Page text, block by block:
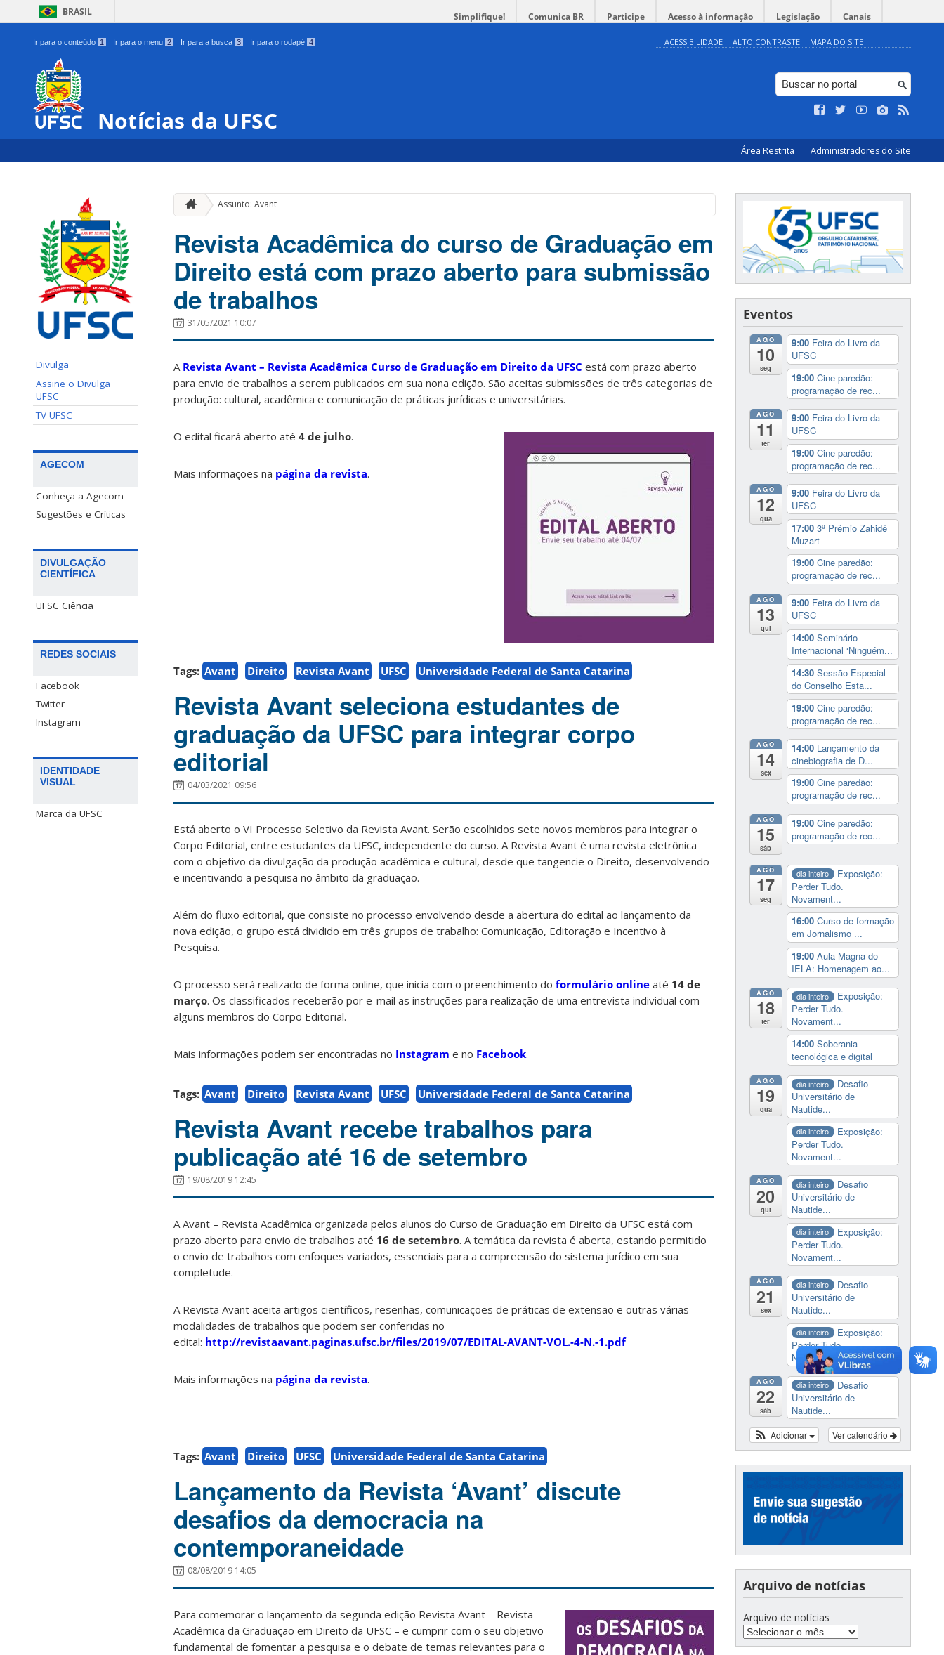
BRASIL Simplifique! Comunica BR Participe Acesso à informação Legislação Canais
Ir para o conteúdo 1 Ir para o menu 2 Ir para a busca 3 Ir para o rodapé 4 ACESSIBILIDADE ALTO CONTRASTE MAPA DO SITE
Notícias da UFSC
Área Restrita Administradores do Site
Divulga
Assine o Divulga
UFSC
TV UFSC
AGECOM
Conheça a Agecom
Sugestões e Críticas
DIVULGAÇÃO
CIENTÍFICA
UFSC Ciência
REDES SOCIAIS
Facebook
Twitter
Instagram
IDENTIDADE
VISUAL
Marca da UFSC
Assunto: Avant
Revista Acadêmica do curso de Graduação em
Direito está com prazo aberto para submissão
de trabalhos
31/05/2021 10:07
A Revista Avant – Revista Acadêmica Curso de Graduação em Direito da UFSC está com prazo aberto
para envio de trabalhos a serem publicados em sua nona edição. São aceitas submissões de três categorias de
produção: cultural, acadêmica e comunicação de práticas jurídicas e universitárias.
O edital ficará aberto até 4 de julho.
Mais informações na página da revista.
Tags: Avant Direito Revista Avant UFSC Universidade Federal de Santa Catarina
Revista Avant seleciona estudantes de
graduação da UFSC para integrar corpo
editorial
04/03/2021 09:56
Está aberto o VI Processo Seletivo da Revista Avant. Serão escolhidos sete novos membros para integrar o
Corpo Editorial, entre estudantes da UFSC, independente do curso. A Revista Avant é uma revista eletrônica
com o objetivo da divulgação da produção acadêmica e cultural, desde que tangencie o Direito, desenvolvendo
e incentivando a pesquisa no âmbito da graduação.
Além do fluxo editorial, que consiste no processo envolvendo desde a abertura do edital ao lançamento da
nova edição, o grupo está dividido em três grupos de trabalho: Comunicação, Editoração e Incentivo à
Pesquisa.
O processo será realizado de forma online, que inicia com o preenchimento do formulário online até 14 de
março. Os classificados receberão por e-mail as instruções para realização de uma entrevista individual com
alguns membros do Corpo Editorial.
Mais informações podem ser encontradas no Instagram e no Facebook.
Tags: Avant Direito Revista Avant UFSC Universidade Federal de Santa Catarina
Revista Avant recebe trabalhos para
publicação até 16 de setembro
19/08/2019 12:45
A Avant – Revista Acadêmica organizada pelos alunos do Curso de Graduação em Direito da UFSC está com
prazo aberto para envio de trabalhos até 16 de setembro. A temática da revista é aberta, estando permitido
o envio de trabalhos com enfoques variados, essenciais para a compreensão do sistema jurídico em sua
completude.
A Revista Avant aceita artigos científicos, resenhas, comunicações de práticas de extensão e outras várias
modalidades de trabalhos que podem ser conferidas no
edital: http://revistaavant.paginas.ufsc.br/files/2019/07/EDITAL-AVANT-VOL.-4-N.-1.pdf
Mais informações na página da revista.
Tags: Avant Direito UFSC Universidade Federal de Santa Catarina
Lançamento da Revista ‘Avant’ discute
desafios da democracia na
contemporaneidade
08/08/2019 14:05
Para comemorar o lançamento da segunda edição Revista Avant – Revista
Acadêmica da Graduação em Direito da UFSC – e cumprir com o seu objetivo
fundamental de fomentar a pesquisa e o debate de temas relevantes para o
Eventos
AGO
10
seg
9:00 Feira do Livro da
UFSC
19:00 Cine paredão:
programação de rec...
AGO
11
ter
9:00 Feira do Livro da
UFSC
19:00 Cine paredão:
programação de rec...
AGO
12
qua
9:00 Feira do Livro da
UFSC
17:00 3º Prêmio Zahidé
Muzart
19:00 Cine paredão:
programação de rec...
AGO
13
qui
9:00 Feira do Livro da
UFSC
14:00 Seminário
Internacional ‘Ninguém...
14:30 Sessão Especial
do Conselho Esta...
19:00 Cine paredão:
programação de rec...
AGO
14
sex
14:00 Lançamento da
cinebiografia de D...
19:00 Cine paredão:
programação de rec...
AGO
15
sáb
19:00 Cine paredão:
programação de rec...
AGO
17
seg
dia inteiro
Exposição:
Perder Tudo.
Novament...
16:00 Curso de formação
em Jornalismo ...
19:00 Aula Magna do
IELA: Homenagem ao...
AGO
18
ter
dia inteiro
Exposição:
Perder Tudo.
Novament...
14:00 Soberania
tecnológica e digital
AGO
19
qua
dia inteiro
Desafio
Universitário de
Nautide...
dia inteiro
Exposição:
Perder Tudo.
Novament...
AGO
20
qui
dia inteiro
Desafio
Universitário de
Nautide...
dia inteiro
Exposição:
Perder Tudo.
Novament...
AGO
21
sex
dia inteiro
Desafio
Universitário de
Nautide...
dia inteiro
Exposição:
Perder Tudo.
Novament...
AGO
22
sáb
dia inteiro
Desafio
Universitário de
Nautide...
Ver calendário
Adicionar
Arquivo de notícias
Arquivo de notícias